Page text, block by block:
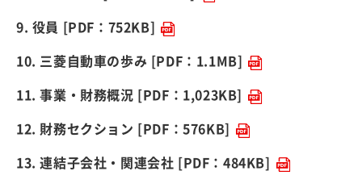
9. 役員 [PDF：752KB]
10. 三菱自動車の歩み [PDF：1.1MB]
11. 事業・財務概況 [PDF：1,023KB]
12. 財務セクション [PDF：576KB]
13. 連結子会社・関連会社 [PDF：484KB]